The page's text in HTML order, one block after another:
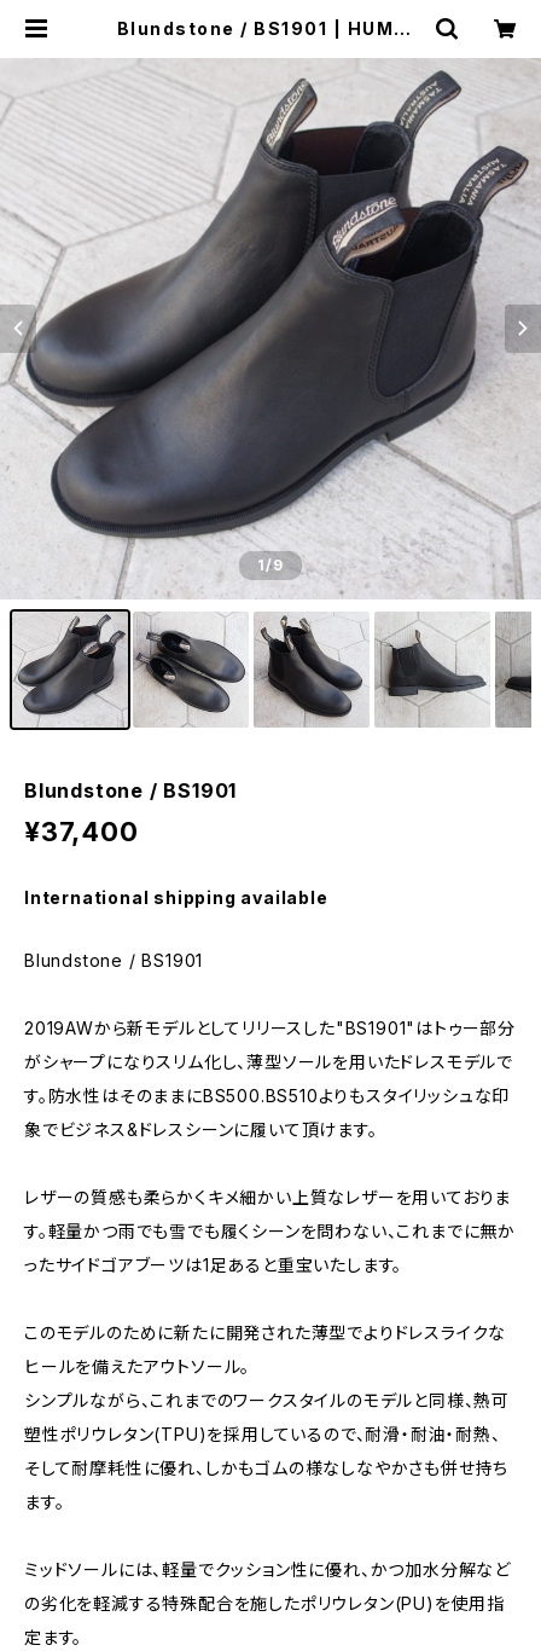
Blundstone / BS1901 | HUMAN
1/9
Blundstone / BS1901
¥37,400
International shipping available
Blundstone / BS1901
2019AWから新モデルとしてリリースした"BS1901"はトゥー部分
がシャープになりスリム化し、薄型ソールを用いたドレスモデルで
す。防水性はそのままにBS500.BS510よりもスタイリッシュな印
象でビジネス&ドレスシーンに履いて頂けます。
レザーの質感も柔らかくキメ細かい上質なレザーを用いておりま
す。軽量かつ雨でも雪でも履くシーンを問わない、これまでに無か
ったサイドゴアブーツは1足あると重宝いたします。
このモデルのために新たに開発された薄型でよりドレスライクな
ヒールを備えたアウトソール。
シンプルながら、これまでのワークスタイルのモデルと同様、熱可
塑性ポリウレタン(TPU)を採用しているので、耐滑・耐油・耐熱、
そして耐摩耗性に優れ、しかもゴムの様なしなやかさも併せ持ち
ます。
ミッドソールには、軽量でクッション性に優れ、かつ加水分解など
の劣化を軽減する特殊配合を施したポリウレタン(PU)を使用指
定ます。